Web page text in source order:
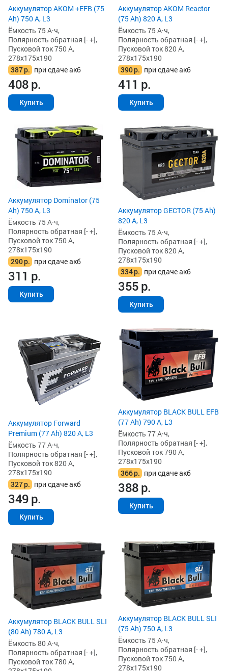
Аккумулятор AKOM +EFB (75
Ah) 750 А, L3
Ёмкость 75 А·ч,
Полярность обратная [- +],
Пусковой ток 750 А,
278x175x190
387р. при сдаче акб
408р.
Купить
Аккумулятор AKOM Reactor
(75 Ah) 820 А, L3
Ёмкость 75 А·ч,
Полярность обратная [- +],
Пусковой ток 820 А,
278x175x190
390р. при сдаче акб
411 р.
Купить
Аккумулятор Dominator (75
Ah) 750 А, L3
Ёмкость 75 А·ч,
Полярность обратная [- +],
Пусковой ток 750 А,
278x175x190
290р. при сдаче акб
311 р.
Купить
Аккумулятор GECTOR (75 Ah)
820 А, L3
Ёмкость 75 А·ч,
Полярность обратная [- +],
Пусковой ток 820 А,
278x175x190
334р. при сдаче акб
355р.
Купить
Аккумулятор Forward
Premium (77 Ah) 820 А, L3
Ёмкость 77 А·ч,
Полярность обратная [- +],
Пусковой ток 820 А,
278x175x190
327р. при сдаче акб
349р.
Купить
Аккумулятор BLACK BULL EFB
(77 Ah) 790 А, L3
Ёмкость 77 А·ч,
Полярность обратная [- +],
Пусковой ток 790 А,
278x175x190
366р. при сдаче акб
388р.
Купить
Аккумулятор BLACK BULL SLI
(80 Ah) 780 А, L3
Ёмкость 80 А·ч,
Полярность обратная [- +],
Пусковой ток 780 А,
Аккумулятор BLACK BULL SLI
(75 Ah) 750 А, L3
Ёмкость 75 А·ч,
Полярность обратная [- +],
Пусковой ток 750 А,
278x175x190